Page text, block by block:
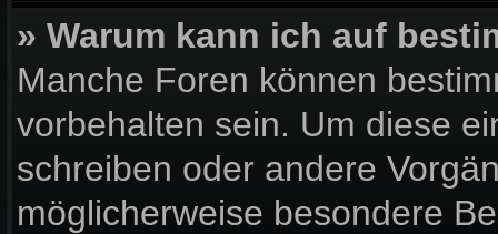
» Warum kann ich auf
Manche Foren können
vorbehalten sein. Um diese
schreiben oder andere
möglicherweise besondere